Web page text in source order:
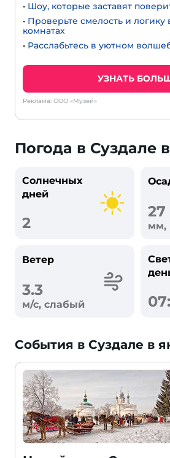
• Шоу, которые заставят
• Проверьте смелость и логику
комнатах
• Расслабьтесь в уютном
УЗНАТЬ
Реклама: ООО «Музей»
Погода в Суздале
Солнечных
дней
2
27
мм,
Ветер
3.3
м/с, слабый
События в Суздале в